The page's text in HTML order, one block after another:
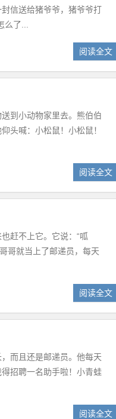
信送给猪爷爷，猪爷爷打
了...
阅读全文
到小动物家里去。熊伯伯
头喊：小松鼠！小松鼠！
阅读全文
赶不上它。它说：“呱
哥就当上了邮递员，每天
阅读全文
而且还是邮递员。他每天
招聘一名助手啦！小青蛙
阅读全文